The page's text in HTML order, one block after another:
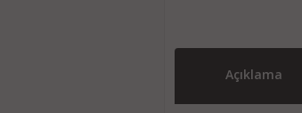
Açıklama